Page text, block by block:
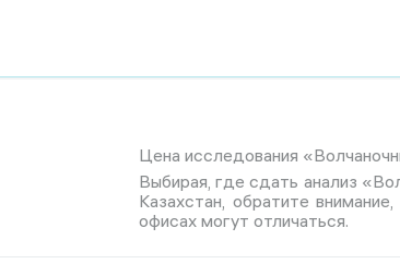
Цена исследования
Выбирая, где сдать анализ
Казахстан, обратите
офисах могут отличаться.